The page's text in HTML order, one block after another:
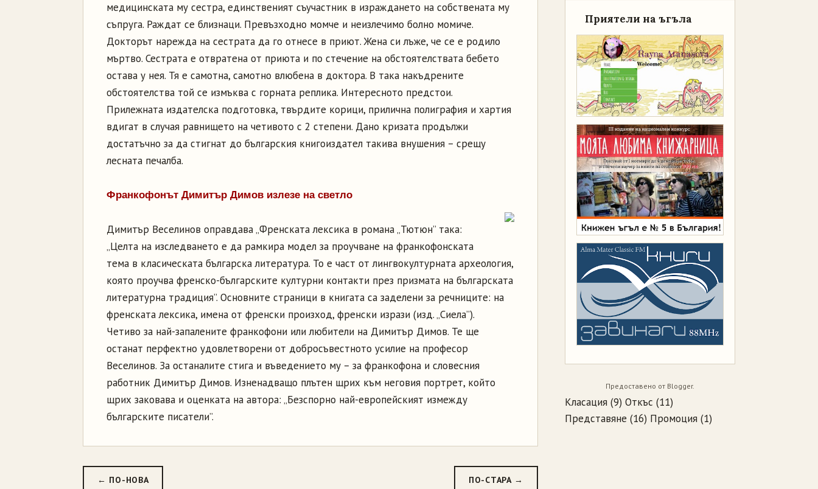
медицинската му сестра, единственият съучастник в израждането на собствената му
съпруга. Раждат се близнаци. Превъзходно момче и неизлечимо болно момиче.
Докторът нарежда на сестрата да го отнесе в приют. Жена си лъже, че се е родило
мъртво. Сестрата е отвратена от приюта и по стечение на обстоятелствата бебето
остава у нея. Тя е самотна, самотно влюбена в доктора. В така накъдрените
обстоятелства той се измъква с горната реплика. Интересното предстои.
Прилежната издателска подготовка, твърдите корици, прилична полиграфия и хартия
вдигат в случая равнището на четивото с 2 степени. Дано кризата продължи
достатъчно за да стигнат до българския книгоиздател такива внушения – срещу
лесната печалба.
Франкофонът Димитър Димов излезе на светло
Димитър Веселинов оправдава „Френската лексика в романа „Тютюн” така:
„Целта на изследването е да рамкира модел за проучване на франкофонската
тема в класическата българска литература. То е част от лингвокултурната археология,
която проучва френско-българските културни контакти през призмата на българската
литературна традиция”. Основните страници в книгата са заделени за речниците: на
френската лексика, имена от френски произход, френски изрази (изд. „Сиела”).
Четиво за най-запалените франкофони или любители на Димитър Димов. Те ще
останат перфектно удовлетворени от добросъвестното усилие на професор
Веселинов. За останалите стига и въведението му – за франкофона и словесния
работник Димитър Димов. Изненадващо плътен щрих към неговия портрет, който
щрих заковава и оценката на автора: „Безспорно най-европейският измежду
българските писатели”.
← ПО-НОВА ПО-СТАРА →
Приятели на ъгъла
Предоставено от Blogger.
Класация (9) Откъс (11)
Представяне (16) Промоция (1)